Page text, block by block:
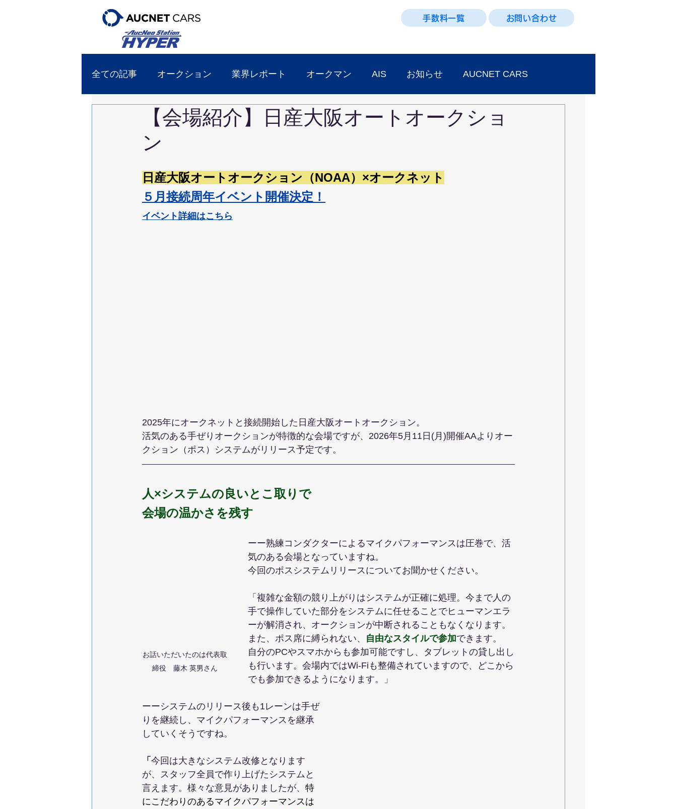
手数料一覧 お問い合わせ
全ての記事 オークション 業界レポート オークマン AIS お知らせ AUCNET CARS
【会場紹介】日産大阪オートオークショ
ン
日産大阪オートオークション（NOAA）×オークネット
５月接続周年イベント開催決定！
イベント詳細はこちら
2025年にオークネットと接続開始した日産大阪オートオークション。
活気のある手ぜりオークションが特徴的な会場ですが、2026年5月11日(月)開催AAよりオー
クション（ポス）システムがリリース予定です。
人×システムの良いとこ取りで
会場の温かさを残す
お話いただいたのは代表取
締役　藤木 英男さん
ーー熟練コンダクターによるマイクパフォーマンスは圧巻で、活
気のある会場となっていますね。
今回のポスシステムリリースについてお聞かせください。
「複雑な金額の競り上がりはシステムが正確に処理。今まで人の
手で操作していた部分をシステムに任せることでヒューマンエラ
ーが解消され、オークションが中断されることもなくなります。
また、ポス席に縛られない、 自由なスタイルで参加できます。
自分のPCやスマホからも参加可能ですし、タブレットの貸し出し
も行います。会場内ではWi-Fiも整備されていますので、どこから
でも参加できるようになります。」
ーーシステムのリリース後も1レーンは手ぜ
りを継続し、マイクパフォーマンスを継承
していくそうですね。
「 今回は大きなシステム改修となります
が、スタッフ全員で作り上げたシステムと
言えます。様々な意見がありましたが、 特
にこだわりのあるマイクパフォーマンスは